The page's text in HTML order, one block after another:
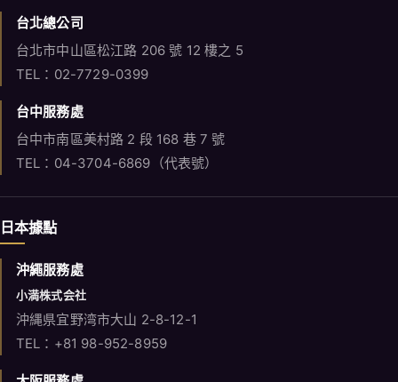
台北總公司
台北市中山區松江路 206 號 12 樓之 5
TEL：02-7729-0399
台中服務處
台中市南區美村路 2 段 168 巷 7 號
TEL：04-3704-6869（代表號）
日本據點
沖繩服務處
小満株式会社
沖縄県宜野湾市大山 2-8-12-1
TEL：+81 98-952-8959